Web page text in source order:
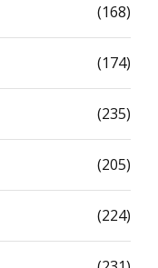
(168)
(174)
(235)
(205)
(224)